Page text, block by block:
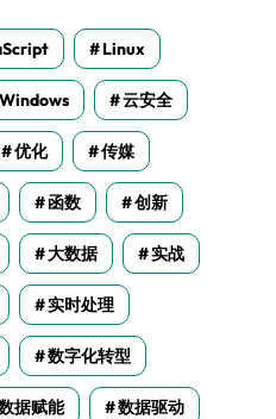
Linux
Windows 云安全
优化 传媒
函数 创新
大数据 实战
实时处理
数字化转型
据赋能 数据驱动